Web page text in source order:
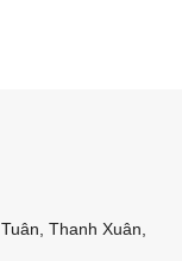
Thanh Xuân,